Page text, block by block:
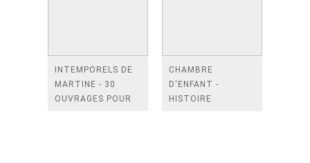
INTEMPORELS DE
MARTINE - 30
OUVRAGES POUR
CHAMBRE
D'ENFANT -
HISTOIRE